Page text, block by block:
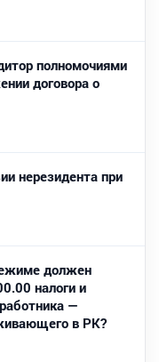
полномочиями
договора о
нерезидента при
должен
налоги и
—
в РК?